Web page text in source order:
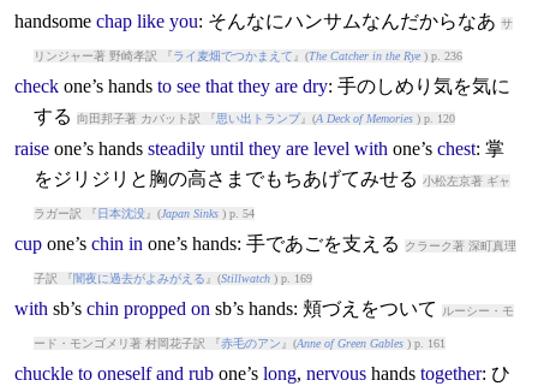
handsome chap like you: そんなにハンサムなんだからなあ サ
リンジャー著 野崎孝訳 『ライ麦畑でつかまえて 』(The Catcher in the Rye) p. 236
checkone’s hands to see that they are dry: 手のしめり気を気に
する 向田邦子著 カバット訳 『思い出トランプ』(A Deck of Memories) p. 120
raiseone’s hands steadily until they are level with one’s chest: 掌
をジリジリと胸の高さまでもちあげてみせる 小松左京著 ギャ
ラガー訳 『 日本沈没』(Japan Sinks) p. 54
cupone’s chin in one’s hands: 手であごを支える クラーク著 深町真理
子訳 『闇夜に過去がよみがえる 』(Stillwatch) p. 169
with sb’s chin propped on sb’s hands: 頬づえをついて ルーシー・モ
ード・モンゴメリ著 村岡花子訳 『赤毛のアン 』(Anne of Green Gables) p. 161
chuckle to oneself and rubone’s long, nervous hands together: ひ